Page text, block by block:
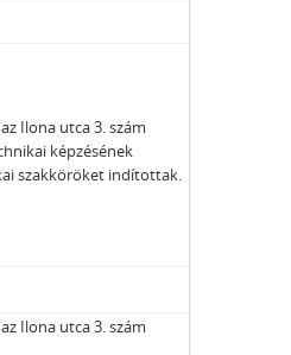
Ilona utca 3. szám
képzésének
szakköröket indítottak.
Ilona utca 3. szám